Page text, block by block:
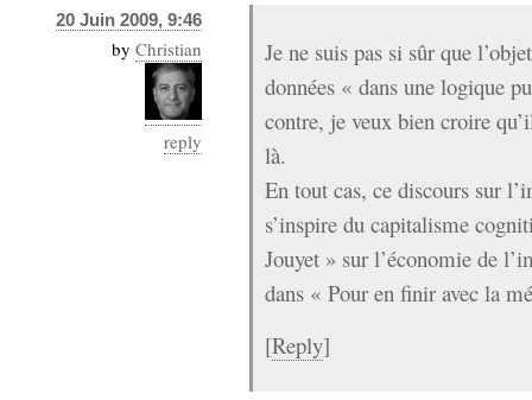
20 Juin 2009, 9:46
by Christian
reply
Je ne suis pas si sûr que
données « dans une logique
contre, je veux bien croire
là.
En tout cas, ce discours sur
s’inspire du capitalisme
Jouyet » sur l’économie de
dans « Pour en finir avec la
[Reply]